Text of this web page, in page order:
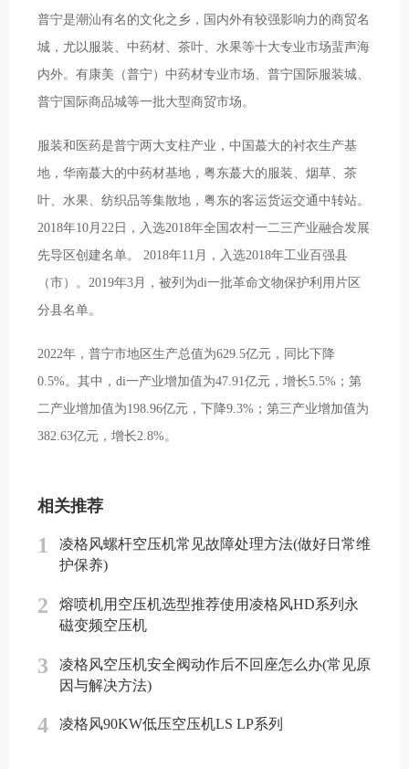
普宁是潮汕有名的文化之乡，国内外有较强影响力的商贸名
城，尤以服装、中药材、茶叶、水果等十大专业市场蜚声海
内外。有康美（普宁）中药材专业市场、普宁国际服装城、
普宁国际商品城等一批大型商贸市场。
服装和医药是普宁两大支柱产业，中国蕞大的衬衣生产基
地，华南蕞大的中药材基地，粤东蕞大的服装、烟草、茶
叶、水果、纺织品等集散地，粤东的客运货运交通中转站。
2018年10月22日，入选2018年全国农村一二三产业融合发展
先导区创建名单。 2018年11月，入选2018年工业百强县
（市）。2019年3月，被列为di一批革命文物保护利用片区
分县名单。
2022年，普宁市地区生产总值为629.5亿元，同比下降
0.5%。其中，di一产业增加值为47.91亿元，增长5.5%；第
二产业增加值为198.96亿元，下降9.3%；第三产业增加值为
382.63亿元，增长2.8%。
相关推荐
1
凌格风螺杆空压机常见故障处理方法(做好日常维
护保养)
2
熔喷机用空压机选型推荐使用凌格风HD系列永
磁变频空压机
3
凌格风空压机安全阀动作后不回座怎么办(常见原
因与解决方法)
4 凌格风90KW低压空压机LS LP系列